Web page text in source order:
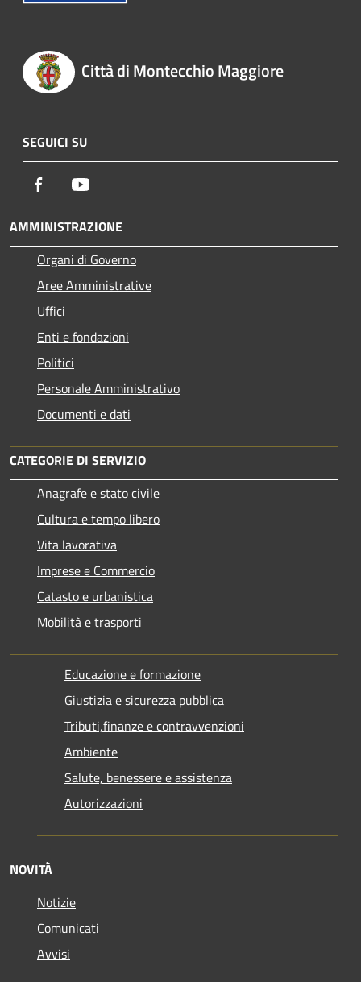
Città di Montecchio Maggiore
SEGUICI SU
Facebook
AMMINISTRAZIONE
Organi di Governo
Aree Amministrative
Uffici
Enti e fondazioni
Politici
Personale Amministrativo
Documenti e dati
CATEGORIE DI SERVIZIO
Anagrafe e stato civile
Cultura e tempo libero
Vita lavorativa
Imprese e Commercio
Catasto e urbanistica
Mobilità e trasporti
Educazione e formazione
Giustizia e sicurezza pubblica
Tributi,finanze e contravvenzioni
Ambiente
Salute, benessere e assistenza
Autorizzazioni
NOVITÀ
Notizie
Comunicati
Avvisi